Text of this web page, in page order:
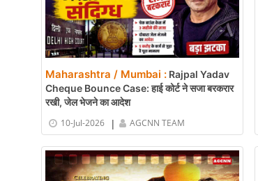
Maharashtra / Mumbai : Rajpal Yadav
Cheque Bounce Case: हाई कोर्ट ने सजा बरकरार
रखी, जेल भेजने का आदेश
10-Jul-2026
| AGCNN TEAM